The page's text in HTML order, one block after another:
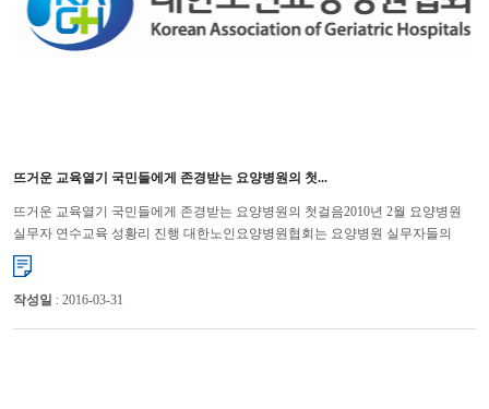
뜨거운 교육열기 국민들에게 존경받는 요양병원의 첫...
뜨거운 교육열기 국민들에게 존경받는 요양병원의 첫걸음2010년 2월 요양병원
실무자 연수교육 성황리 진행 대한노인요양병원협회는 요양병원 실무자들의
직무능력 향상을 통해 경쟁력 강화를 위해 연수교육을 대한병...
작성일 : 2016-03-31